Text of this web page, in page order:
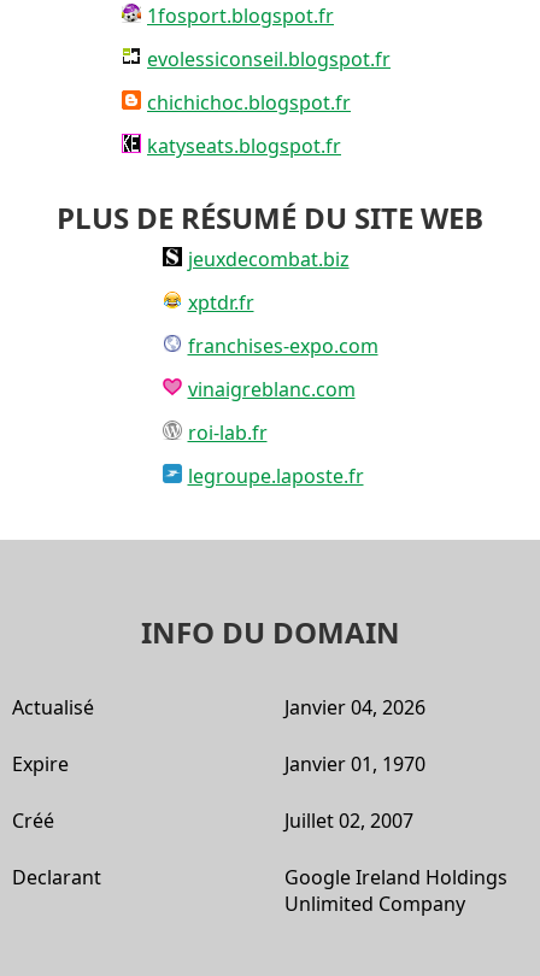
1fosport.blogspot.fr
evolessiconseil.blogspot.fr
chichichoc.blogspot.fr
katyseats.blogspot.fr
PLUS DE RÉSUMÉ DU SITE WEB
jeuxdecombat.biz
xptdr.fr
franchises-expo.com
vinaigreblanc.com
roi-lab.fr
legroupe.laposte.fr
INFO DU DOMAIN
Actualisé Janvier 04, 2026
Expire Janvier 01, 1970
Créé Juillet 02, 2007
Declarant
Google Ireland Holdings
Unlimited Company